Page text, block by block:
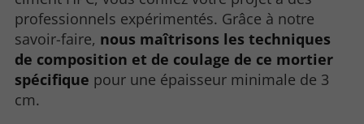
professionnels expérimentés. Grâce à notre
savoir-faire, nous maîtrisons les techniques
de composition et de coulage de ce mortier
spécifique pour une épaisseur minimale de 3
cm.